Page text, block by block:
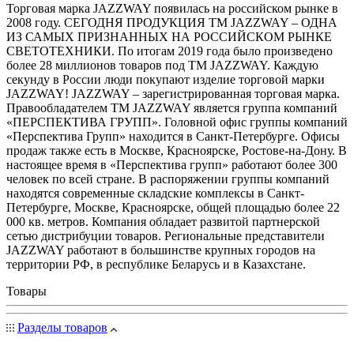
Торговая марка JAZZWAY появилась на российском рынке в
2008 году. СЕГОДНЯ ПРОДУКЦИЯ ТМ JAZZWAY – ОДНА
ИЗ САМЫХ ПРИЗНАННЫХ НА РОССИЙСКОМ РЫНКЕ
СВЕТОТЕХНИКИ. По итогам 2019 года было произведено
более 28 миллионов товаров под ТМ JAZZWAY. Каждую
секунду в России люди покупают изделие торговой марки
JAZZWAY! JAZZWAY – зарегистрированная торговая марка.
Правообладателем ТМ JAZZWAY является группа компаний
«ПЕРСПЕКТИВА ГРУПП». Головной офис группы компаний
«Перспектива Групп» находится в Санкт-Петербурге. Офисы
продаж также есть в Москве, Красноярске, Ростове-на-Дону. В
настоящее время в «Перспектива групп» работают более 300
человек по всей стране. В распоряжении группы компаний
находятся современные складские комплексы в Санкт-
Петербурге, Москве, Красноярске, общей площадью более 22
000 кв. метров. Компания обладает развитой партнерской
сетью дистрибуции товаров. Региональные представители
JAZZWAY работают в большинстве крупных городов на
территории РФ, в республике Беларусь и в Казахстане.
Товары
Разделы товаров